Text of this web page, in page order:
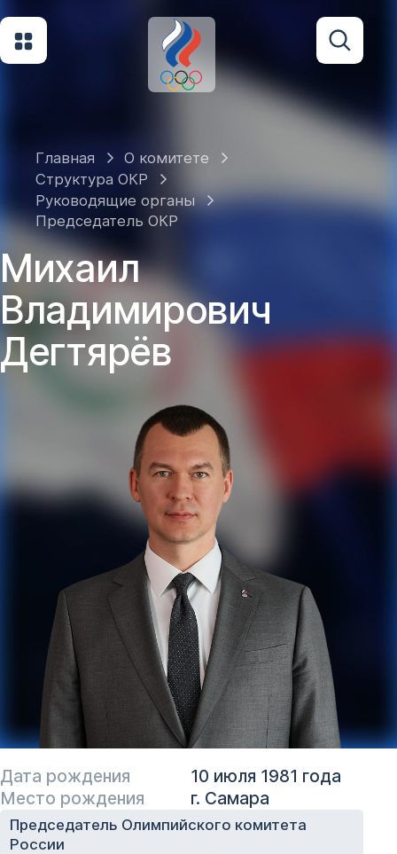
Главная
О комитете
Структура ОКР
Руководящие органы
Председатель ОКР
Михаил
Владимирович
Дегтярёв
Дата рождения
10 июля 1981 года
Место рождения
г. Самара
Председатель Олимпийского комитета
России